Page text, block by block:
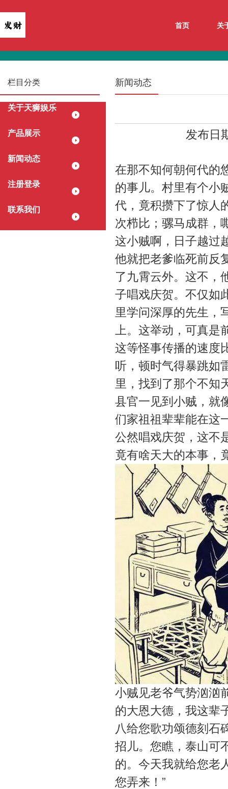
首页 关
栏目分类
关于天狮娱乐
产品展示
新闻动态
注册登录
联系我们
新闻动态
发布日
在那不知何朝何代的
的事儿。村里有个小
代，竟积攒下了惊人
次栉比；骡马成群，
这小贼啊，日子越过
他就把老爹临死前反
了九霄云外。这不，
子唱戏庆贺。不仅如
里学问深厚的先生，
上。这举动，可真是
这等怪事传播的速度
听，顿时气得暴跳如
里，找到了那个不知
县官一见到小贼，就
们家祖祖辈辈能在这
公然唱戏庆贺，这不
竟有啥天大的本事，
小贼见老爷气势汹汹
的大恩大德，我这辈
八给您歌功颂德刻石
招儿。您瞧，泰山可
的。今天我就给您老
您弄来！”